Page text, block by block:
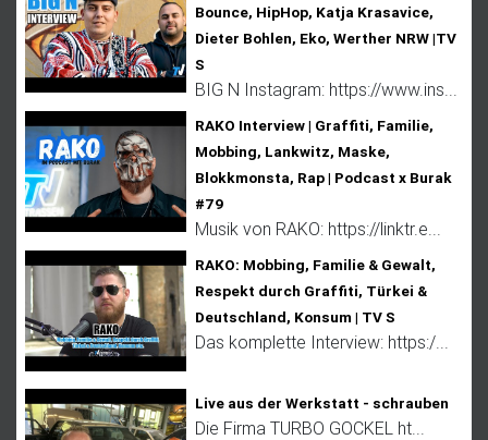
Bounce, HipHop, Katja Krasavice,
Dieter Bohlen, Eko, Werther NRW |TV
S
BIG N Instagram: https://www.ins...
RAKO Interview | Graffiti, Familie,
Mobbing, Lankwitz, Maske,
Blokkmonsta, Rap | Podcast x Burak
#79
Musik von RAKO: https://linktr.e...
RAKO: Mobbing, Familie & Gewalt,
Respekt durch Graffiti, Türkei &
Deutschland, Konsum | TV S
Das komplette Interview: https:/...
Live aus der Werkstatt - schrauben
Die Firma TURBO GOCKEL ht...